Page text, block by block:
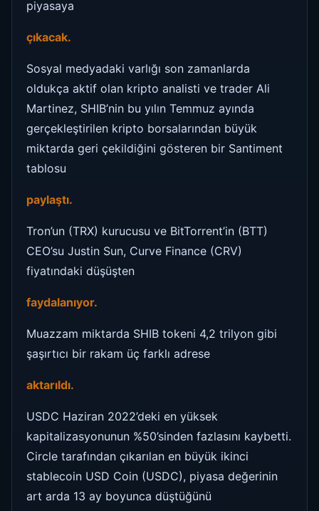
piyasaya
çıkacak.
Sosyal medyadaki varlığı son zamanlarda
oldukça aktif olan kripto analisti ve trader Ali
Martinez, SHIB’nin bu yılın Temmuz ayında
gerçekleştirilen kripto borsalarından büyük
miktarda geri çekildiğini gösteren bir Santiment
tablosu
paylaştı.
Tron’un (TRX) kurucusu ve BitTorrent’in (BTT)
CEO’su Justin Sun, Curve Finance (CRV)
fiyatındaki düşüşten
faydalanıyor.
Muazzam miktarda SHIB tokeni 4,2 trilyon gibi
şaşırtıcı bir rakam üç farklı adrese
aktarıldı.
USDC Haziran 2022’deki en yüksek
kapitalizasyonunun %50’sinden fazlasını kaybetti.
Circle tarafından çıkarılan en büyük ikinci
stablecoin USD Coin (USDC), piyasa değerinin
art arda 13 ay boyunca düştüğünü